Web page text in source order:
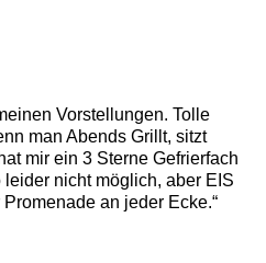
Vorstellungen. Tolle
man Abends Grillt, sitzt
mir ein 3 Sterne Gefrierfach
nicht möglich, aber EIS
an jeder Ecke.“